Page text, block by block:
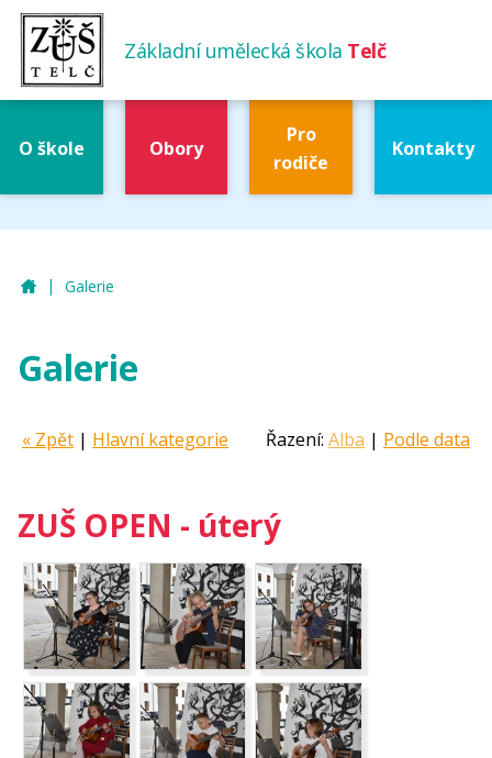
Základní umělecká škola Telč
O škole Obory
Pro
rodiče
Kontakty
ZUŠ Telč
| Galerie
Galerie
Řazení: Alba | Podle data
« Zpět | Hlavní kategorie
ZUŠ OPEN - úterý